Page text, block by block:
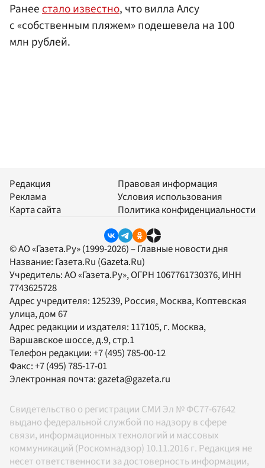
Ранеестало известно, что вилла Алсу
с «собственным пляжем» подешевела на 100
млн рублей.
Редакция
Реклама
Карта сайта
Правовая информация
Условия использования
Политика конфиденциальности
© АО «Газета.Ру» (1999-2026) – Главные новости дня
Название: Газета.Ru (Gazeta.Ru)
Учредитель:АО «Газета.Ру», ОГРН 1067761730376, ИНН
7743625728
Адрес учредителя: 125239, Россия, Москва, Коптевская
улица, дом 67
Адрес редакции и издателя: 117105, г. Москва,
Варшавское шоссе, д.9, стр.1
Телефон редакции:+7 (495) 785-00-12
Факс:+7 (495) 785-17-01
Электронная почта: gazeta@gazeta.ru
Свидетельство о регистрации СМИ Эл № ФС77-67642
выдано федеральной службой по надзору в сфере
связи, информационных технологий и массовых
коммуникаций (Роскомнадзор) 10.11.2016 г. Редакция не
несет ответственности за достоверность информации,